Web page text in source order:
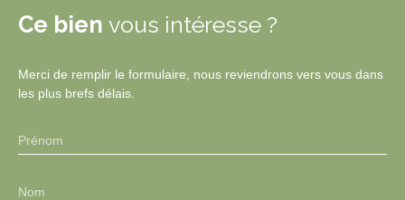
Ce bien vous intéresse ?
Merci de remplir le formulaire, nous reviendrons vers vous dans
les plus brefs délais.
Prénom
Nom